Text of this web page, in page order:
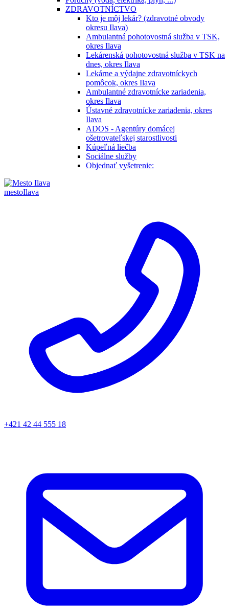
ZDRAVOTNÍCTVO
Kto je môj lekár? (zdravotné obvody
okresu Ilava)
Ambulantná pohotovostná služba v TSK,
okres Ilava
Lekárenská pohotovostná služba v TSK na
dnes, okres Ilava
Lekárne a výdajne zdravotníckych
pomôcok, okres Ilava
Ambulantné zdravotnícke zariadenia,
okres Ilava
Ústavné zdravotnícke zariadenia, okres
Ilava
ADOS - Agentúry domácej
ošetrovateľskej starostlivosti
Kúpeľná liečba
Sociálne služby
Objednať vyšetrenie:
mestoIlava
+421 42 44 555 18